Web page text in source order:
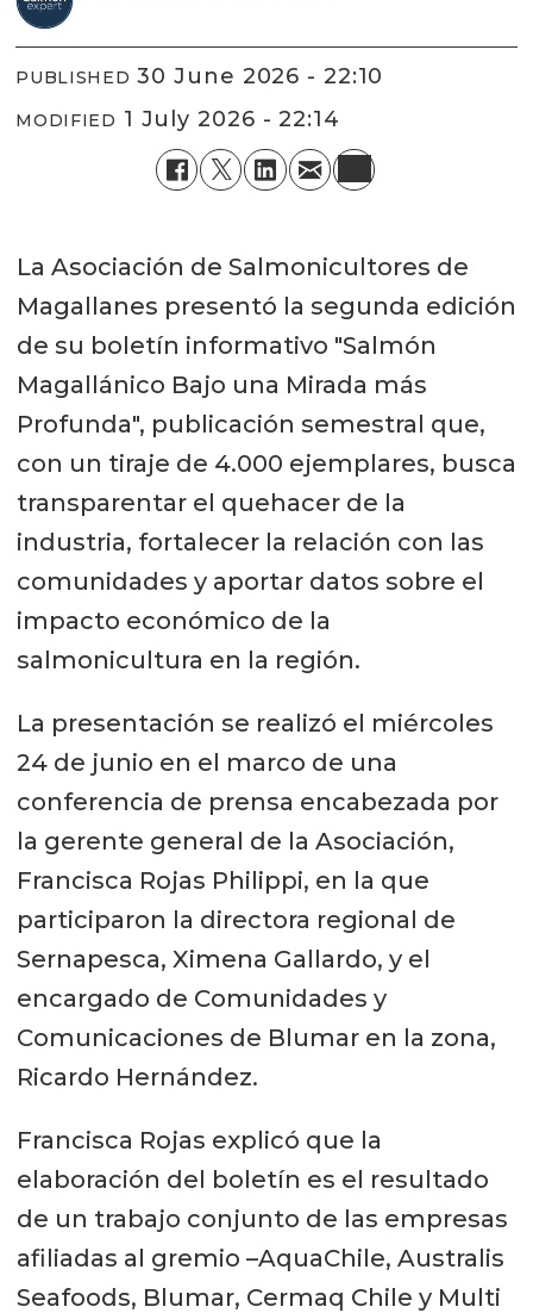
PUBLISHED 30 June 2026 - 22:10
MODIFIED 1 July 2026 - 22:14
La Asociación de Salmonicultores de
Magallanes presentó la segunda edición
de su boletín informativo "Salmón
Magallánico Bajo una Mirada más
Profunda", publicación semestral que,
con un tiraje de 4.000 ejemplares, busca
transparentar el quehacer de la
industria, fortalecer la relación con las
comunidades y aportar datos sobre el
impacto económico de la
salmonicultura en la región.
La presentación se realizó el miércoles
24 de junio en el marco de una
conferencia de prensa encabezada por
la gerente general de la Asociación,
Francisca Rojas Philippi, en la que
participaron la directora regional de
Sernapesca, Ximena Gallardo, y el
encargado de Comunidades y
Comunicaciones de Blumar en la zona,
Ricardo Hernández.
Francisca Rojas explicó que la
elaboración del boletín es el resultado
de un trabajo conjunto de las empresas
afiliadas al gremio –AquaChile, Australis
Seafoods, Blumar, Cermaq Chile y Multi